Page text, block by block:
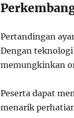
Pertandingan
Dengan
memungkinkan
Peserta dapat
menarik